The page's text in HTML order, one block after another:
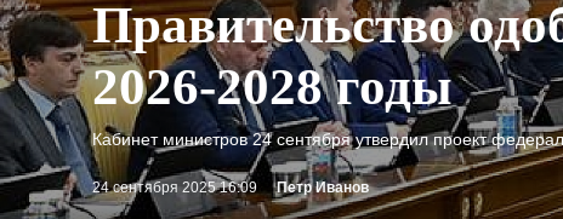
Правительство
2026-2028 годы
Кабинет министров 24 сентября утвердил проект
24 сентября 2025 16:09 Петр Иванов